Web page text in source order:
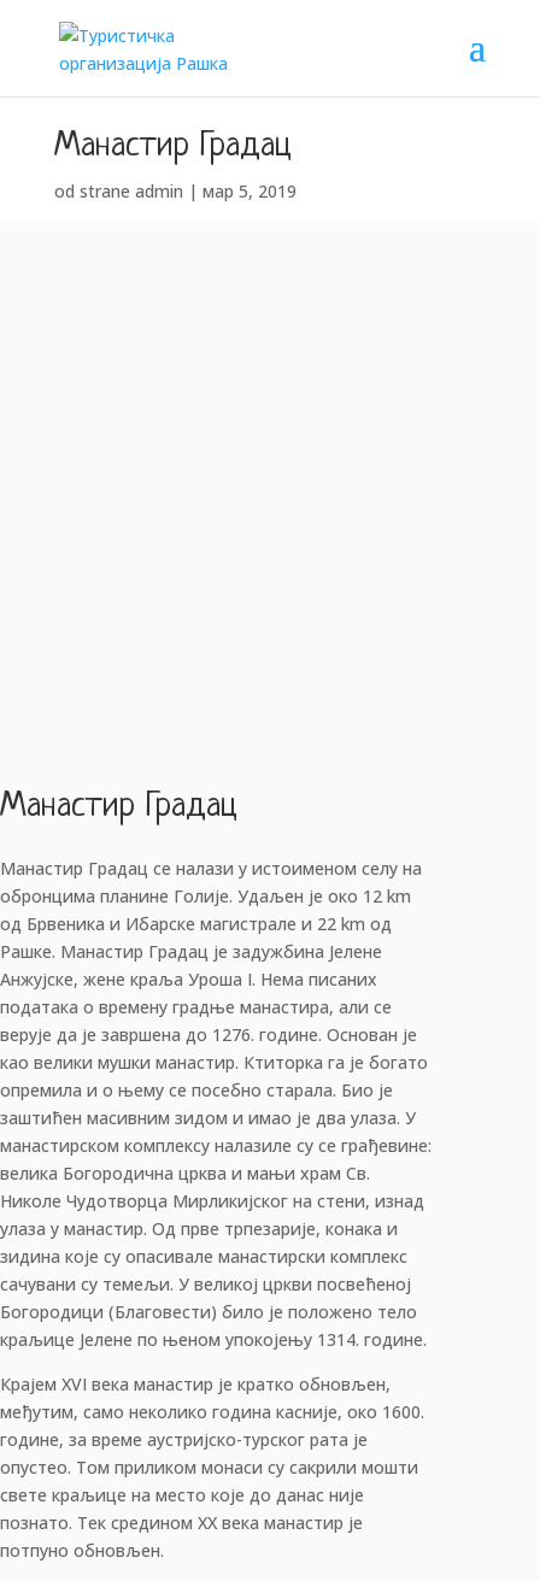
Манастир Градац
od strane admin | мар 5, 2019
Манастир Градац
Манастир Градац се налази у истоименом селу на
обронцима планине Голије. Удаљен је око 12 km
од Брвеника и Ибарске магистрале и 22 km од
Рашке. Манастир Градац је задужбина Јелене
Анжујске, жене краља Уроша I. Нема писаних
података о времену градње манастира, али се
верује да је завршена до 1276. године. Основан је
као велики мушки манастир. Ктиторка га је богато
опремила и о њему се посебно старала. Био је
заштићен масивним зидом и имао је два улаза. У
манастирском комплексу налазиле су се грађевине:
велика Богородична црква и мањи храм Св.
Николе Чудотворца Мирликијског на стени, изнад
улаза у манастир. Од прве трпезарије, конака и
зидина које су опасивале манастирски комплекс
сачувани су темељи. У великој цркви посвећеној
Богородици (Благовести) било је положено тело
краљице Јелене по њеном упокојењу 1314. године.
Крајем XVI века манастир је кратко обновљен,
међутим, само неколико година касније, око 1600.
године, за време аустријско-турског рата је
опустео. Том приликом монаси су сакрили мошти
свете краљице на место које до данас није
познато. Тек средином XX века манастир је
потпуно обновљен.